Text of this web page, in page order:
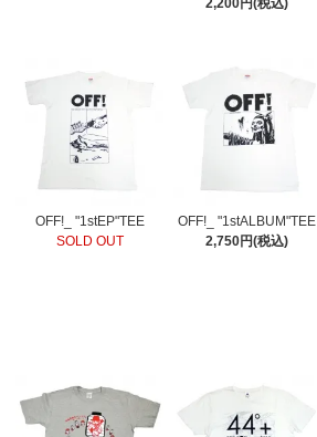
OFF!_ "1stEP"TEE
SOLD OUT
OFF!_ "1stALBUM"TEE
2,750円(税込)